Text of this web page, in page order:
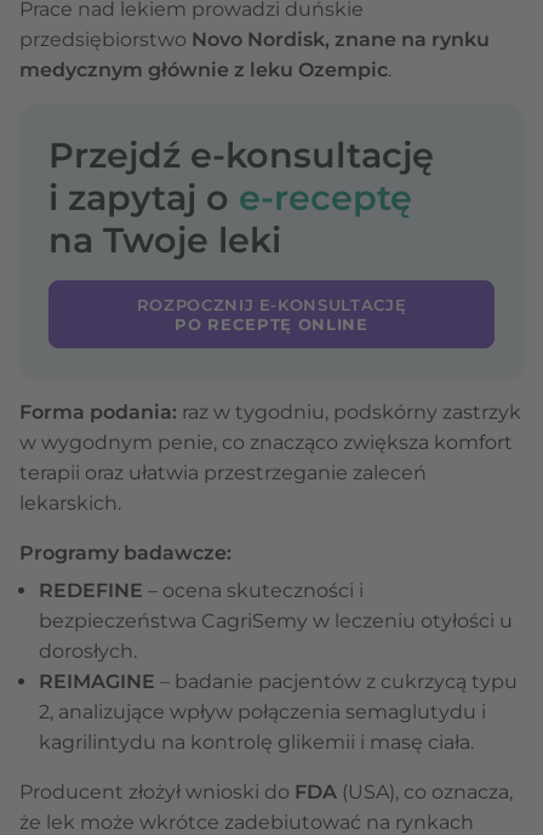
Prace nad lekiem prowadzi duńskie
przedsiębiorstwo Novo Nordisk, znane na rynku
medycznym głównie z leku Ozempic.
Przejdź e-konsultację
i zapytaj o e-receptę
na Twoje leki
ROZPOCZNIJ E-KONSULTACJĘ
PO RECEPTĘ ONLINE
Forma podania: raz w tygodniu, podskórny zastrzyk
w wygodnym penie, co znacząco zwiększa komfort
terapii oraz ułatwia przestrzeganie zaleceń
lekarskich.
Programy badawcze:
REDEFINE – ocena skuteczności i
bezpieczeństwa CagriSemy w leczeniu otyłości u
dorosłych.
REIMAGINE – badanie pacjentów z cukrzycą typu
2, analizujące wpływ połączenia semaglutydu i
kagrilintydu na kontrolę glikemii i masę ciała.
Producent złożył wnioski do FDA (USA), co oznacza,
że lek może wkrótce zadebiutować na rynkach